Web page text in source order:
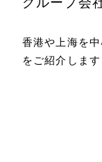
香港や上海を中
をご紹介します